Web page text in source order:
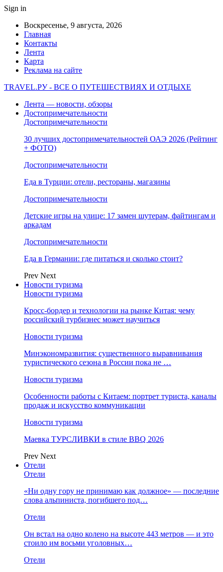
Sign in
Воскресенье, 9 августа, 2026
Главная
Контакты
Лента
Карта
Реклама на сайте
TRAVEL.РУ - ВСЕ О ПУТЕШЕСТВИЯХ И ОТДЫХЕ
Лента — новости, обзоры
Достопримечательности
Достопримечательности
30 лучших достопримечательностей ОАЭ 2026 (Рейтинг
+ ФОТО)
Достопримечательности
Еда в Турции: отели, рестораны, магазины
Достопримечательности
Детские игры на улице: 17 замен шутерам, файтингам и
аркадам
Достопримечательности
Еда в Германии: где питаться и сколько стоит?
Prev Next
Новости туризма
Новости туризма
Кросс-бордер и технологии на рынке Китая: чему
российский турбизнес может научиться
Новости туризма
Минэкономразвития: существенного выравнивания
туристического сезона в России пока не …
Новости туризма
Особенности работы с Китаем: портрет туриста, каналы
продаж и искусство коммуникации
Новости туризма
Маевка ТУРСЛИВКИ в стиле BBQ 2026
Prev Next
Отели
Отели
«Ни одну гору не принимаю как должное» — последние
слова альпиниста, погибшего под…
Отели
Он встал на одно колено на высоте 443 метров — и это
стоило им восьми уголовных…
Отели